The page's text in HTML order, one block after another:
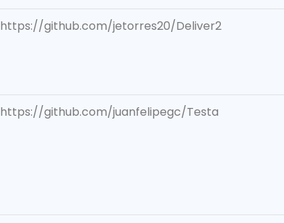
https://github.com/jetorres20/Deliver2
https://github.com/juanfelipegc/Testa